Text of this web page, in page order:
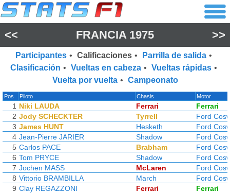
<< FRANCIA 1975 >>
Participantes • Calificaciones • Parrilla de salida •
Clasificación • Vueltas en cabeza • Vueltas rápidas •
Vuelta por vuelta • Campeonato
Pos Piloto Chasis Motor
1 Niki LAUDA Ferrari
Ferrari
2 Jody SCHECKTER Tyrrell
Ford
3 James HUNT Hesketh
Ford
4 Jean-Pierre JARIER Shadow
Ford
5 Carlos PACE Brabham
Ford
6 Tom PRYCE Shadow
Ford
7 Jochen MASS McLaren
Ford
8 Vittorio BRAMBILLA March
Ford
9 Clay REGAZZONI Ferrari
Ferrari